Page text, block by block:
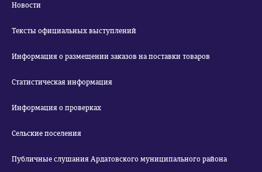
Новости
Тексты официальных выступлений
Информация о размещении заказов на поставки товаров
Статистическая информация
Информация о проверках
Сельские поселения
Публичные слушания Ардатовского муниципального района